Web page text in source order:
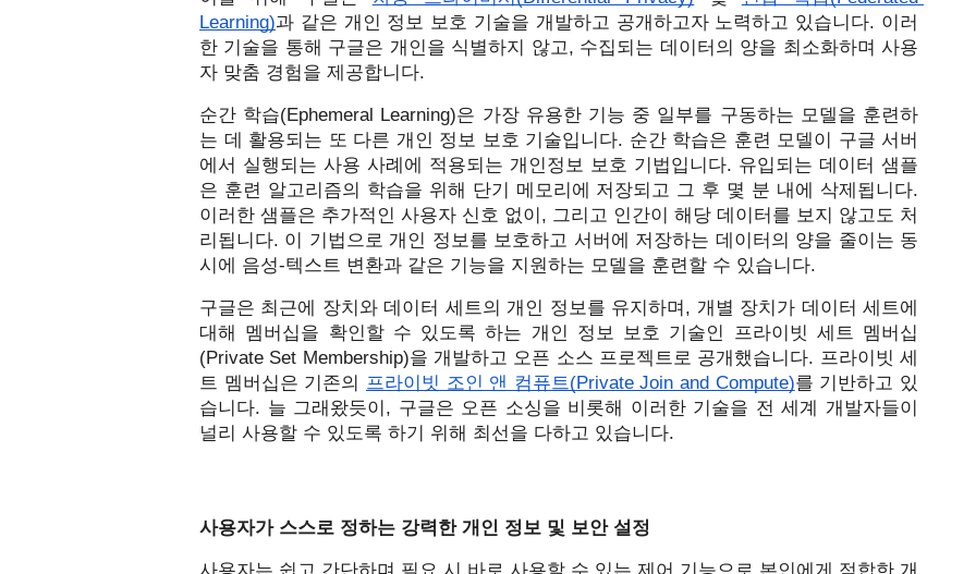
Learning)과 같은 개인 정보 보호 기술을 개발하고 공개하고자 노력하고 있습니다. 이러
한 기술을 통해 구글은 개인을 식별하지 않고, 수집되는 데이터의 양을 최소화하며 사용
자 맞춤 경험을 제공합니다.
순간 학습(Ephemeral Learning)은 가장 유용한 기능 중 일부를 구동하는 모델을 훈련하
는 데 활용되는 또 다른 개인 정보 보호 기술입니다. 순간 학습은 훈련 모델이 구글 서버
에서 실행되는 사용 사례에 적용되는 개인정보 보호 기법입니다. 유입되는 데이터 샘플
은 훈련 알고리즘의 학습을 위해 단기 메모리에 저장되고 그 후 몇 분 내에 삭제됩니다.
이러한 샘플은 추가적인 사용자 신호 없이, 그리고 인간이 해당 데이터를 보지 않고도 처
리됩니다. 이 기법으로 개인 정보를 보호하고 서버에 저장하는 데이터의 양을 줄이는 동
시에 음성-텍스트 변환과 같은 기능을 지원하는 모델을 훈련할 수 있습니다.
구글은 최근에 장치와 데이터 세트의 개인 정보를 유지하며, 개별 장치가 데이터 세트에
대해 멤버십을 확인할 수 있도록 하는 개인 정보 보호 기술인 프라이빗 세트 멤버십
(Private Set Membership)을 개발하고 오픈 소스 프로젝트로 공개했습니다. 프라이빗 세
트 멤버십은 기존의 프라이빗 조인 앤 컴퓨트(Private Join and Compute)를 기반하고 있
습니다. 늘 그래왔듯이, 구글은 오픈 소싱을 비롯해 이러한 기술을 전 세계 개발자들이
널리 사용할 수 있도록 하기 위해 최선을 다하고 있습니다.
사용자가 스스로 정하는 강력한 개인 정보 및 보안 설정